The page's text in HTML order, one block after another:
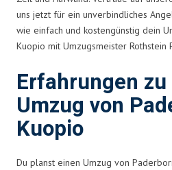
uns jetzt für ein unverbindliches
wie einfach und kostengünstig dein
Kuopio mit Umzugsmeister Rothstein
Erfahrungen
Umzug von
Kuopio
Du planst einen Umzug von